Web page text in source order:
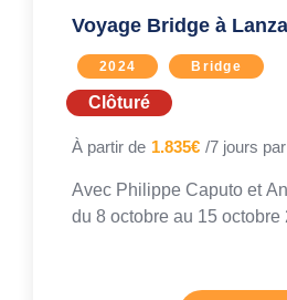
Voyage Bridge à
2024 Bridge
Clôturé
À partir de 1.835€ /7 jours
Avec Philippe Caputo et
du 8 octobre au 15 octobre